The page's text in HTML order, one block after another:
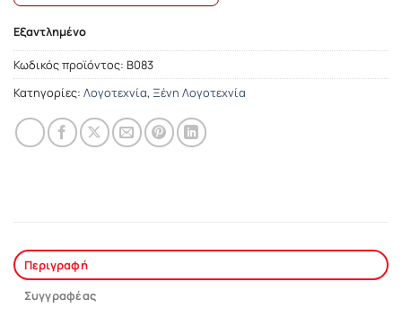
Εξαντλημένο
Κωδικός προϊόντος: Β083
Κατηγορίες: Λογοτεχνία, Ξένη Λογοτεχνία
Περιγραφή
Συγγραφέας